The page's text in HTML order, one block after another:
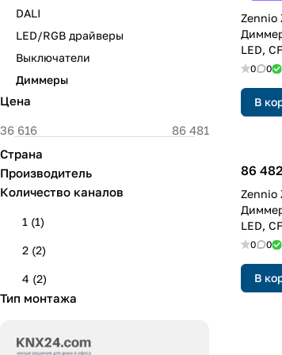
Zennio
LED,
0 0
В
86
Zennio
LED,
0 0
В
DALI
LED/RGB драйверы
Выключатели
Диммеры
Цена
Страна
Производитель
Количество каналов
1 (1)
2 (2)
4 (2)
Тип монтажа